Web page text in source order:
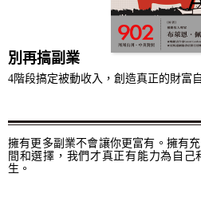
別再搞副業
4階段搞定被動收入，創造真正的財富
擁有更多副業不會讓你更富有。擁有
間和選擇，我們才真正有能力為自
生。